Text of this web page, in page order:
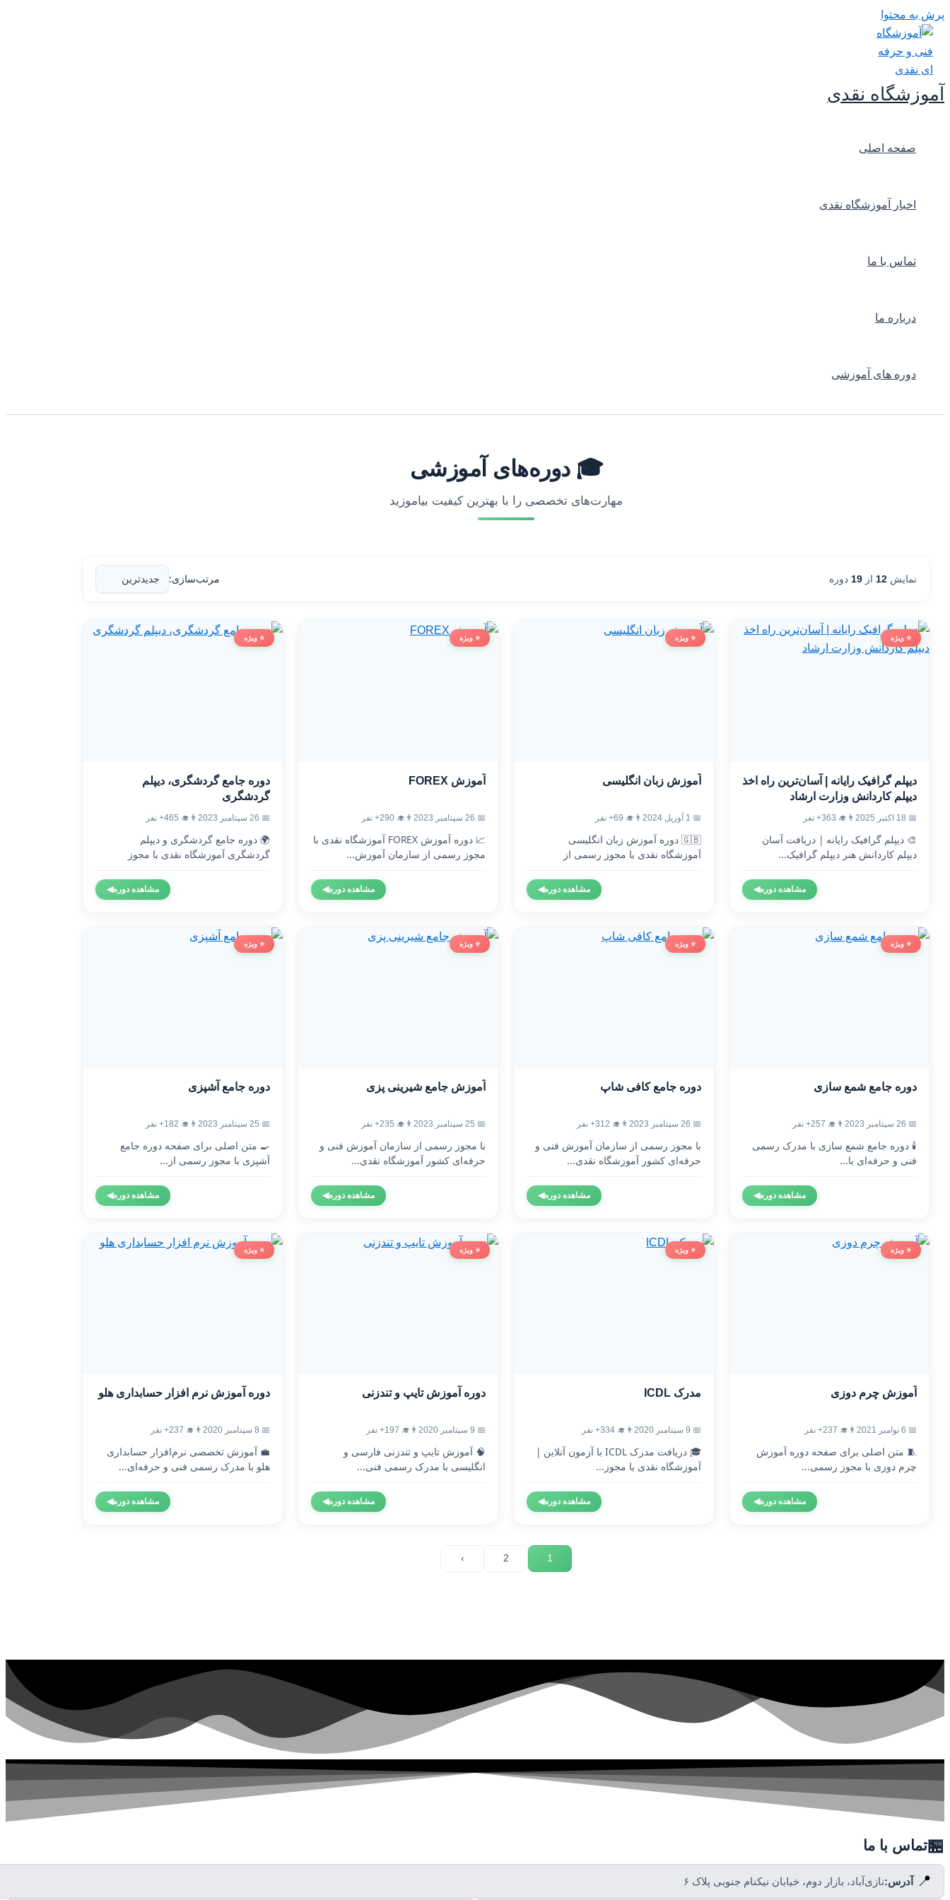
پرش به محتوا
آموزشگاه نقدی
صفحه اصلی
اخبار آموزشگاه نقدی
تماس با ما
درباره ما
دوره های آموزشی
🎓 دوره‌های آموزشی
مهارت‌های تخصصی را با بهترین کیفیت بیاموزید
نمایش 12 از 19 دوره مرتب‌سازی:
⭐ ویژه
دیپلم گرافیک رایانه | آسان‌ترین راه اخذ
دیپلم کاردانش وزارت ارشاد
📅 18 اکتبر 2025 👨‍🎓 363+ نفر
🎨 دیپلم گرافیک رایانه | دریافت آسان
دیپلم کاردانش هنر دیپلم گرافیک...
مشاهده دوره◀
⭐ ویژه
آموزش زبان انگلیسی
📅 1 آوریل 2024 👨‍🎓 69+ نفر
🇬🇧 دوره آموزش زبان انگلیسی
آموزشگاه نقدی با مجوز رسمی از
مشاهده دوره◀
⭐ ویژه
آموزش FOREX
📅 26 سپتامبر 2023 👨‍🎓 290+ نفر
📈 دوره آموزش FOREX آموزشگاه نقدی با
مجوز رسمی از سازمان آموزش...
مشاهده دوره◀
⭐ ویژه
دوره جامع گردشگری، دیپلم
گردشگری
📅 26 سپتامبر 2023 👨‍🎓 465+ نفر
🌍 دوره جامع گردشگری و دیپلم
گردشگری آموزشگاه نقدی با مجوز
مشاهده دوره◀
⭐ ویژه
دوره جامع شمع سازی
📅 26 سپتامبر 2023 👨‍🎓 257+ نفر
🕯️ دوره جامع شمع سازی با مدرک رسمی
فنی و حرفه‌ای با...
مشاهده دوره◀
⭐ ویژه
دوره جامع کافی شاپ
📅 26 سپتامبر 2023 👨‍🎓 312+ نفر
با مجوز رسمی از سازمان آموزش فنی و
حرفه‌ای کشور آموزشگاه نقدی...
مشاهده دوره◀
⭐ ویژه
آموزش جامع شیرینی پزی
📅 25 سپتامبر 2023 👨‍🎓 235+ نفر
با مجوز رسمی از سازمان آموزش فنی و
حرفه‌ای کشور آموزشگاه نقدی...
مشاهده دوره◀
⭐ ویژه
دوره جامع آشپزی
📅 25 سپتامبر 2023 👨‍🎓 182+ نفر
🍳 متن اصلی برای صفحه دوره جامع
آشپزی با مجوز رسمی از...
مشاهده دوره◀
⭐ ویژه
آموزش چرم دوزی
📅 6 نوامبر 2021 👨‍🎓 237+ نفر
🧵 متن اصلی برای صفحه دوره آموزش
چرم دوزی با مجوز رسمی...
مشاهده دوره◀
⭐ ویژه
مدرک ICDL
📅 9 سپتامبر 2020 👨‍🎓 334+ نفر
🎓 دریافت مدرک ICDL با آزمون آنلاین |
آموزشگاه نقدی با مجوز...
مشاهده دوره◀
⭐ ویژه
دوره آموزش تایپ و تندزنی
📅 9 سپتامبر 2020 👨‍🎓 197+ نفر
🧠 آموزش تایپ و تندزنی فارسی و
انگلیسی با مدرک رسمی فنی...
مشاهده دوره◀
⭐ ویژه
دوره آموزش نرم افزار حسابداری هلو
📅 8 سپتامبر 2020 👨‍🎓 237+ نفر
💼 آموزش تخصصی نرم‌افزار حسابداری
هلو با مدرک رسمی فنی و حرفه‌ای...
مشاهده دوره◀
1
2
›
🏪تماس با ما
📍 آدرس:نازی‌آباد، بازار دوم، خیابان نیکنام جنوبی پلاک ۶